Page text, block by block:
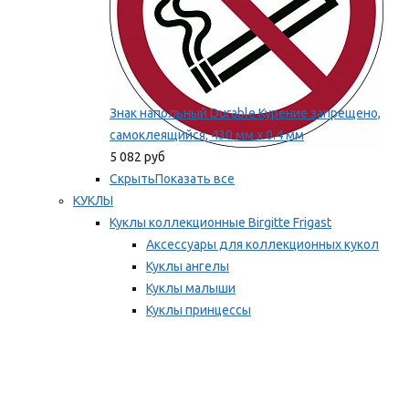
Знак напольный Durable Курение запрещено,
самоклеящийся, 430 мм х 0.4 мм
5 082 руб
СкрытьПоказать все
КУКЛЫ
Куклы коллекционные Birgitte Frigast
Аксессуары для коллекционных кукол
Куклы ангелы
Куклы малыши
Куклы принцессы